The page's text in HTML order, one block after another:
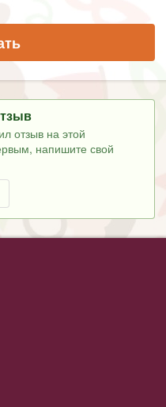
отзыв на этой
напишите свой